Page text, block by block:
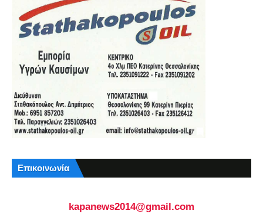
Επικοινωνία
kapanews2014@gmail.com